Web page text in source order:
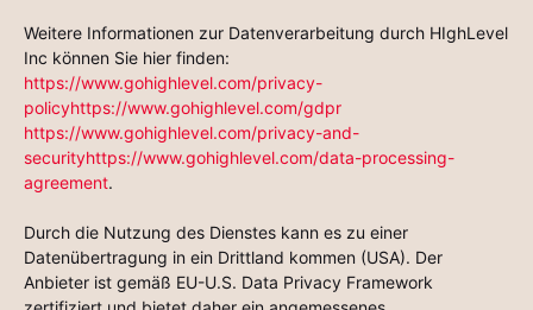
Weitere Informationen zur Datenverarbeitung durch HIghLevel
Inc können Sie hier finden:
https://www.gohighlevel.com/privacy-
policyhttps://www.gohighlevel.com/gdpr
https://www.gohighlevel.com/privacy-and-
securityhttps://www.gohighlevel.com/data-processing-
agreement.
Durch die Nutzung des Dienstes kann es zu einer
Datenübertragung in ein Drittland kommen (USA). Der
Anbieter ist gemäß EU-U.S. Data Privacy Framework